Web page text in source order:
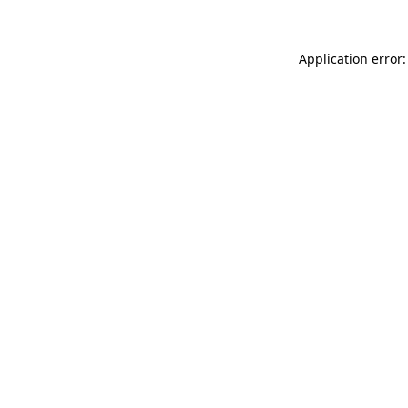
Application